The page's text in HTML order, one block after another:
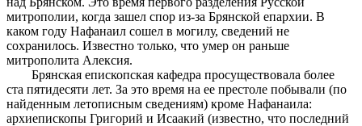
митрополии, когда зашел спор из-за Брянской епархии. В
каком году Нафанаил сошел в могилу, сведений не
сохранилось. Известно только, что умер он раньше
митрополита Алексия.
Брянская епископская кафедра просуществовала более
ста пятидесяти лет. За это время на ее престоле побывали (по
найденным летописным сведениям) кроме Нафанаила:
архиепископы Григорий и Исаакий (известно, что послед­ний